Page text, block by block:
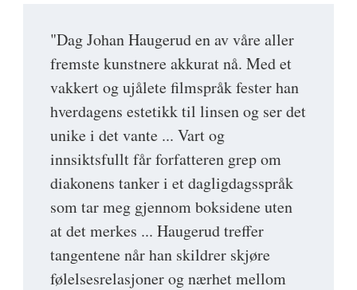
"Dag Johan Haugerud en av våre aller
fremste kunstnere akkurat nå. Med et
vakkert og ujålete filmspråk fester han
hverdagens estetikk til linsen og ser det
unike i det vante ... Vart og
innsiktsfullt får forfatteren grep om
diakonens tanker i et dagligdagsspråk
som tar meg gjennom boksidene uten
at det merkes ... Haugerud treffer
tangentene når han skildrer skjøre
følelsesrelasjoner og nærhet mellom